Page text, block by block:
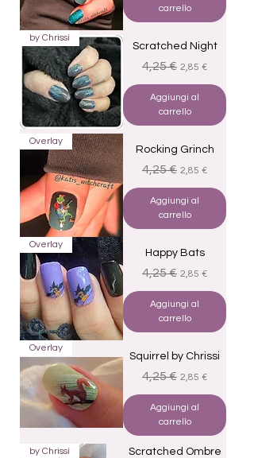
carrello
by Chrissi
Scratched Night
Prezzo regolare
4,25 € Prezzo scontato
2,85 €
Aggiungi al
carrello
Overlay
Rocking Grinch
Prezzo regolare
4,25 € Prezzo scontato
2,85 €
Aggiungi al
carrello
Overlay
Happy Bats
Prezzo regolare
4,25 € Prezzo scontato
2,85 €
Aggiungi al
carrello
Overlay
Squirrel by Chrissi
Prezzo regolare
4,25 € Prezzo scontato
2,85 €
Aggiungi al
carrello
by Chrissi
Scratched Ombre